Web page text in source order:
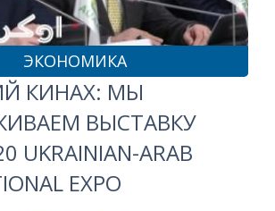
ЭКОНОМИКА
КИНАХ: МЫ
ВЫСТАВКУ
UKRAINIAN-ARAB
EXPO